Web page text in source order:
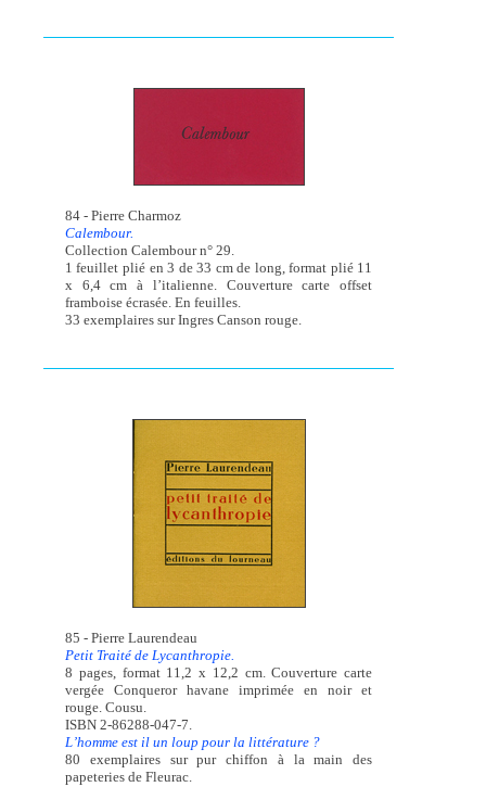
84 - Pierre Charmoz
Calembour.
Collection Calembour n° 29.
1 feuillet plié en 3 de 33 cm de long, format plié 11
x 6,4 cm à l’italienne. Couverture carte offset
framboise écrasée. En feuilles.
33 exemplaires sur Ingres Canson rouge.
85 - Pierre Laurendeau
Petit Traité de Lycanthropie.
8 pages, format 11,2 x 12,2 cm. Couverture carte
vergée Conqueror havane imprimée en noir et
rouge. Cousu.
ISBN 2-86288-047-7.
L’homme est il un loup pour la littérature ?
80 exemplaires sur pur chiffon à la main des
papeteries de Fleurac.